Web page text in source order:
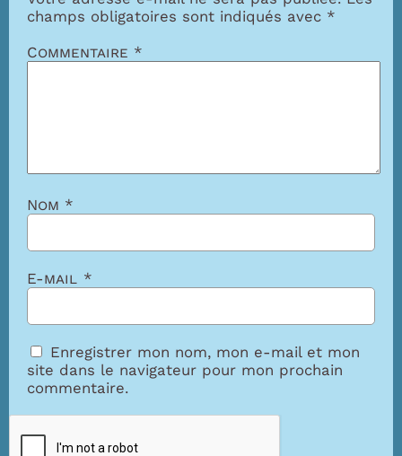
champs obligatoires sont indiqués avec *
Commentaire *
Nom *
E-mail *
Enregistrer mon nom, mon e-mail et mon
site dans le navigateur pour mon prochain
commentaire.